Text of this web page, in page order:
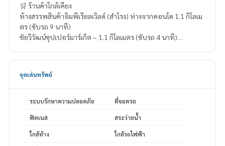
🛒 ร้านค้าใกล้เคียง
ห้างสรรพสินค้าอิมพีเรียลเวิลด์ (สำโรง) ห่างจากคอนโด 1.1 กิโลเม
ตร (ขับรถ 9 นาที)
ชัยวิวัฒน์ซุปเปอร์มาร์เก็ต – 1.1 กิโลเมตร (ขับรถ 4 นาที)
สยามพาราไดซ์ไนท์บาซาร์ – 3.7 กิโลเมตร (ขับรถ 9 นาที)
จุดเด่นทรัพย์
ระบบรักษาความปลอดภัย ที่จอดรถ
ฟิตเนส สระว่ายน้ำ
ใกล้ห้าง ใกล้รถไฟฟ้า